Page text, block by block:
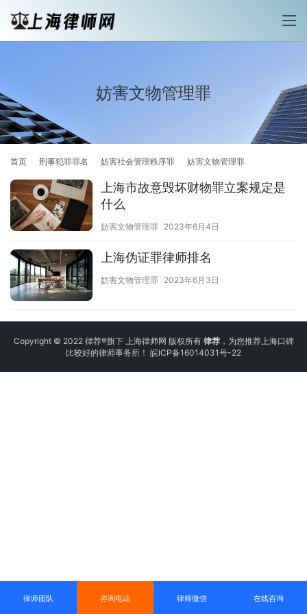
妨害文物管理罪
首页 刑事犯罪罪名 妨害社会管理秩序罪 妨害文物管理罪
上海市故意毁坏财物罪立案规定是
什么
妨害文物管理罪 2023年6月4日
上海伪证罪律师排名
妨害文物管理罪 2023年6月3日
Copyright © 2022 律荐®旗下 上海律师网 版权所有 律荐，为您推荐上海口碑
比较好的律师事务所！ 皖ICP备16014031号-22
律师团队 咨询电话 律师微信 在线咨询